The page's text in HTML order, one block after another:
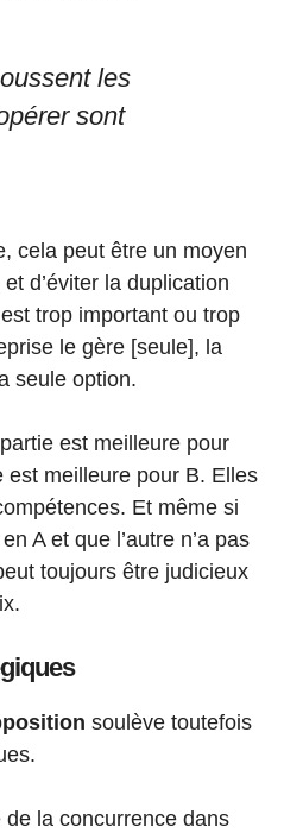
les
sont
cela peut être un moyen
d’éviter la duplication
trop important ou trop
le gère [seule], la
seule option.
est meilleure pour
est meilleure pour B. Elles
Et même si
A et que l’autre n’a pas
toujours être judicieux
soulève toutefois
la concurrence dans